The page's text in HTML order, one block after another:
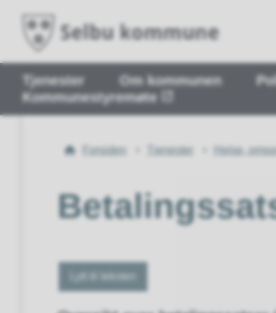
Tjenester Om kommunen
Kommunestyremøte
Du
Forsiden Tjenester Helse,
Lytt til teksten